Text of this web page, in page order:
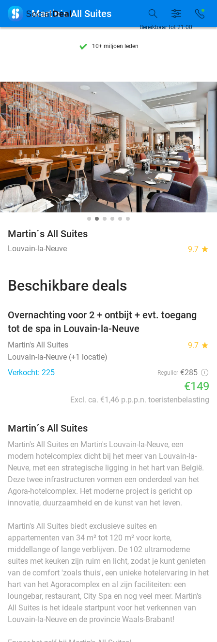
7 dagen per week beschikbaar
10+ miljoen leden
7 dagen per week beschikbaar
10+ miljoen leden
Bereikbaar tot 21:00
 Martin´s All Suites
Martin´s All Suites
Louvain-la-Neuve 9.7 star
Beschikbare deals
Overnachting voor 2 + ontbijt + evt. toegang
tot de spa in Louvain-la-Neuve
Martin's All Suites 9.7 star
Louvain-la-Neuve (+1 locatie)
Verkocht: 225
Regulier €285
€149
Excl. ca. €1,46 p.p.p.n. toeristenbelasting
Martin´s All Suites
Martin's All Suites en Martin's Louvain-la-Neuve, een
modern hotelcomplex dicht bij het meer van Louvain-la-
Neuve, met een strategische ligging in het hart van België.
Deze twee infrastructuren vormen een onderdeel van het
Agora-hotelcomplex. Het moderne project is gericht op
innovatie, duurzaamheid en de kunst van het leven.
Martin's All Suites biedt exclusieve suites en
appartementen van 34 m² tot 120 m² voor korte,
middellange of lange verblijven. De 102 ultramoderne
suites met keuken zijn ruim en licht, zodat je kunt genieten
van de comfort 'zoals thuis', een unieke hotelervaring in het
hart van het Agoracomplex en al zijn faciliteiten: een
loungebar, restaurant, City Spa en nog veel meer. Martin's
All Suites is het ideale startpunt voor het verkennen van
Louvain-la-Neuve en de provincie Waals-Brabant!